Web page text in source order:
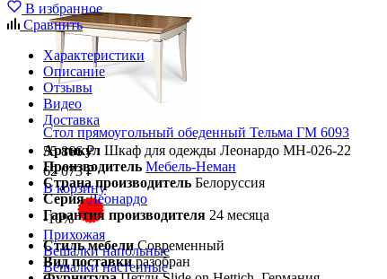
Стол прямоугольный обеденный Тельма ГМ 6093
55 866 ₽
62 073 ₽
В корзину
-10%
Прихожая
Вешалки напольные
Вешалки настенные
В избранное
Сравнить
Характеристики
Описание
Отзывы
Видео
Доставка
Артикул Шкаф для одежды Леонардо МН-026-22
Производитель Мебель-Неман
Страна производитель Белоруссия
Серия Леонардо
Гарантия производителя 24 месяца
Стиль мебели Современный
Вид поставки разобран